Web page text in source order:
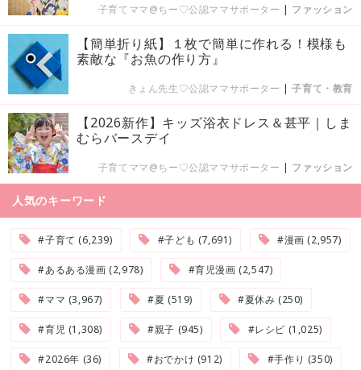
子育てママ@ちー♡公認ママサポーター | ファッション
【簡単折り紙】１枚で簡単に作れる！模様も
素敵な『お魚の作り方』
きょん先生♡公認ママサポーター |子育て・教育
【2026新作】キッズ浴衣ドレス＆甚平｜しま
むらバースデイ
子育てママ@ちー♡公認ママサポーター | ファッション
人気のキーワード
#子育て (6,239) #子ども (7,691) #漫画 (2,957)
#あるある漫画 (2,978) #育児漫画 (2,547)
#ママ (3,967) #夏 (519) #夏休み (250)
#育児 (1,308) #親子 (945) #レシピ (1,025)
#2026年 (36) #おでかけ (912) #手作り (350)